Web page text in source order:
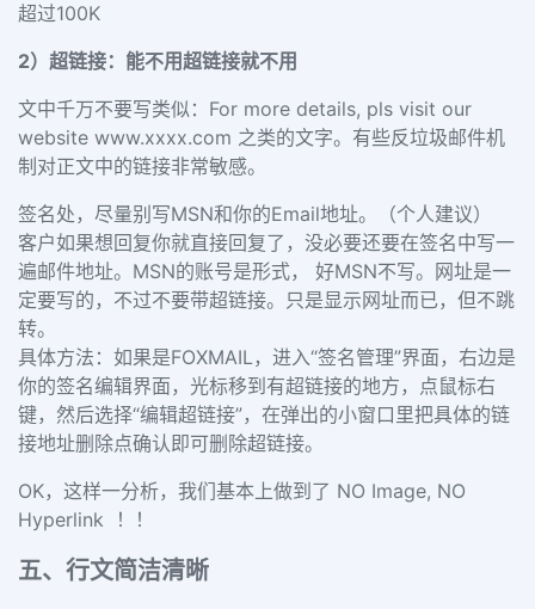
超过100K
2） 超链接：能不用超链接就不用
文中千万不要写类似：For more details, pls visit our
website www.xxxx.com 之类的文字。有些反垃圾邮件机
制对正文中的链接非常敏感。
签名处，尽量别写MSN和你的Email地址。（个人建议）
客户如果想回复你就直接回复了，没必要还要在签名中写一
遍邮件地址。MSN的账号是形式， 好MSN不写。网址是一
定要写的，不过不要带超链接。只是显示网址而已，但不跳
转。
具体方法：如果是FOXMAIL，进入“签名管理”界面，右边是
你的签名编辑界面，光标移到有超链接的地方，点鼠标右
键，然后选择“编辑超链接”，在弹出的小窗口里把具体的链
接地址删除点确认即可删除超链接。
OK，这样一分析，我们基本上做到了 NO Image, NO
Hyperlink ！！
五、行文简洁清晰